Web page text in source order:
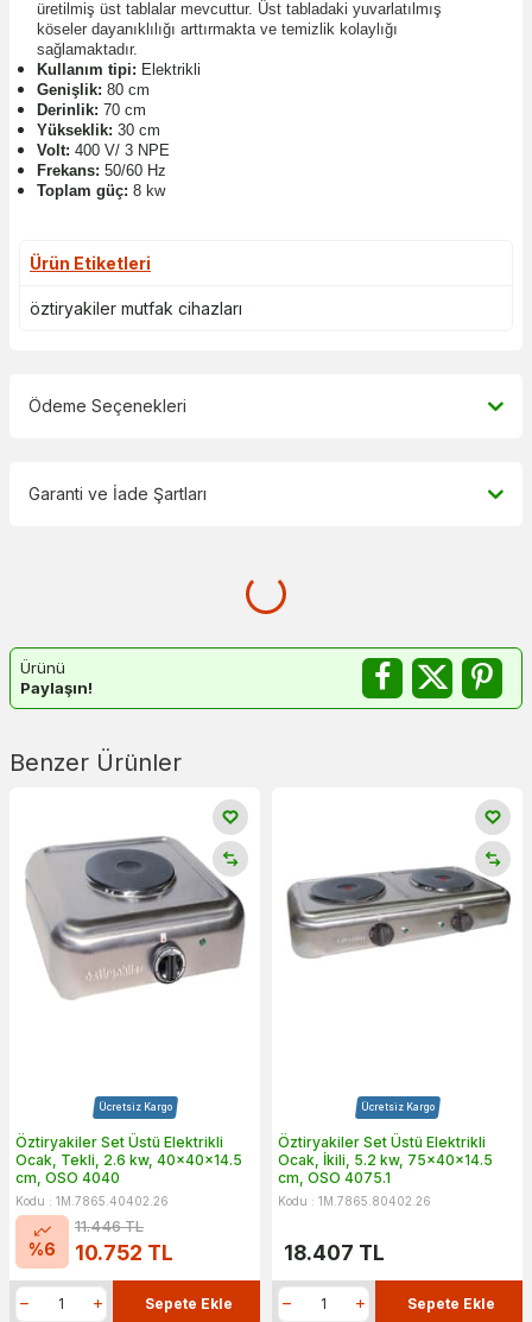
üretilmiş üst tablalar mevcuttur. Üst tabladaki yuvarlatılmış
köseler dayanıklılığı arttırmakta ve temizlik kolaylığı
sağlamaktadır.
Kullanım tipi: Elektrikli
Genişlik: 80 cm
Derinlik: 70 cm
Yükseklik: 30 cm
Volt: 400 V/ 3 NPE
Frekans: 50/60 Hz
Toplam güç: 8 kw
Ürün Etiketleri
öztiryakiler mutfak cihazları
Ödeme Seçenekleri
Garanti ve İade Şartları
Ürünü
Paylaşın!
Benzer Ürünler
Ücretsiz Kargo
Öztiryakiler Set Üstü Elektrikli
Ocak, Tekli, 2.6 kw, 40x40x14.5
cm, OSO 4040
Kodu : 1M.7865.40402.26
%6
11.446TL
10.752 TL
Sepete Ekle
Ücretsiz Kargo
Öztiryakiler Set Üstü Elektrikli
Ocak, İkili, 5.2 kw, 75x40x14.5
cm, OSO 4075.1
Kodu : 1M.7865.80402.26
18.407 TL
Sepete Ekle